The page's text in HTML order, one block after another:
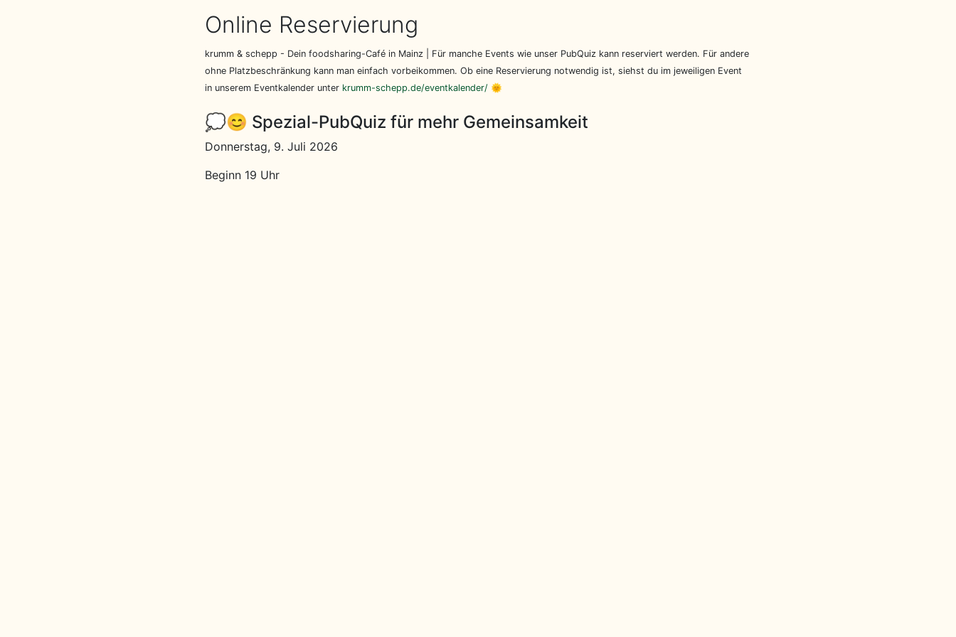
Online Reservierung
krumm & schepp - Dein foodsharing-Café in Mainz | Für manche Events wie unser PubQuiz kann reserviert werden. Für andere
ohne Platzbeschränkung kann man einfach vorbeikommen. Ob eine Reservierung notwendig ist, siehst du im jeweiligen Event
in unserem Eventkalender unter krumm-schepp.de/eventkalender/ 🌞
💭😊 Spezial-PubQuiz für mehr Gemeinsamkeit
Donnerstag, 9. Juli 2026
Beginn 19 Uhr